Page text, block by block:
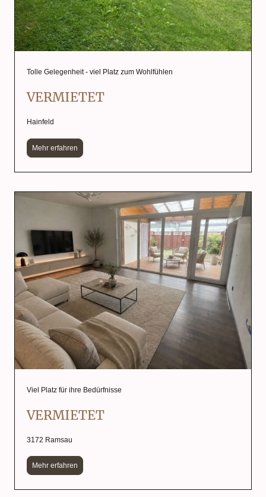
Tolle Gelegenheit - viel Platz zum Wohlfühlen
VERMIETET
Hainfeld
Mehr erfahren
Viel Platz für ihre Bedürfnisse
VERMIETET
3172 Ramsau
Mehr erfahren